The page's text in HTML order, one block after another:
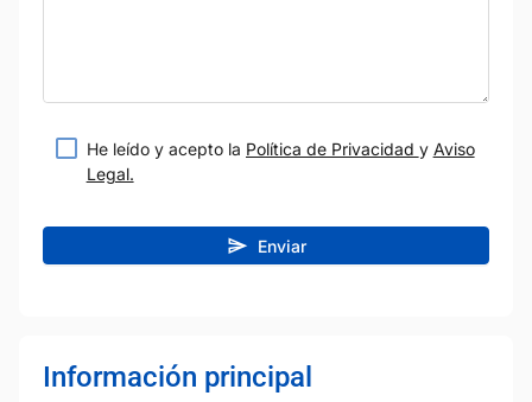
He leído y acepto la Política de Privacidad y Aviso
Legal.
Enviar
Información principal